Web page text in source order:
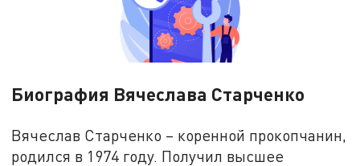
Биография Вячеслава Старченко
Вячеслав Старченко – коренной прокопчанин,
родился в 1974 году. Получил высшее